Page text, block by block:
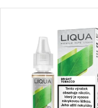
a
Nejdražší
Abecedně